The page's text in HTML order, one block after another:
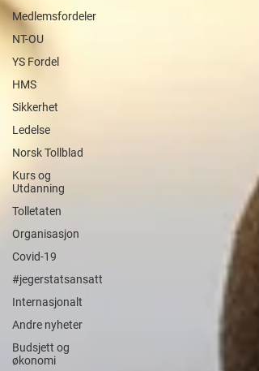
Medlemsfordeler
NT-OU
YS Fordel
HMS
Sikkerhet
Ledelse
Norsk Tollblad
Kurs og
Utdanning
Tolletaten
Organisasjon
Covid-19
#jegerstatsansatt
Internasjonalt
Andre nyheter
Budsjett og
økonomi